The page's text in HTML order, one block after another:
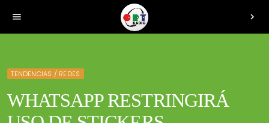
menu chevron_right
TENDENCIAS / REDES
WHATSAPP RESTRINGIRÁ